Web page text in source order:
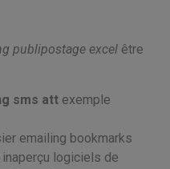
publipostage excel être
sms att exemple
emailing bookmarks
logiciels de